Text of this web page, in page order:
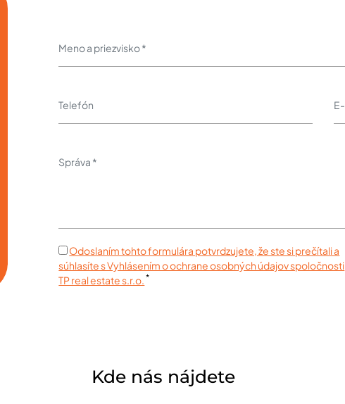
Odoslaním tohto formulára potvrdzujete, že ste si prečítali a
súhlasíte s Vyhlásením o ochrane osobných údajov spoločnosti
TP real estate s.r.o. *
Kde nás nájdete